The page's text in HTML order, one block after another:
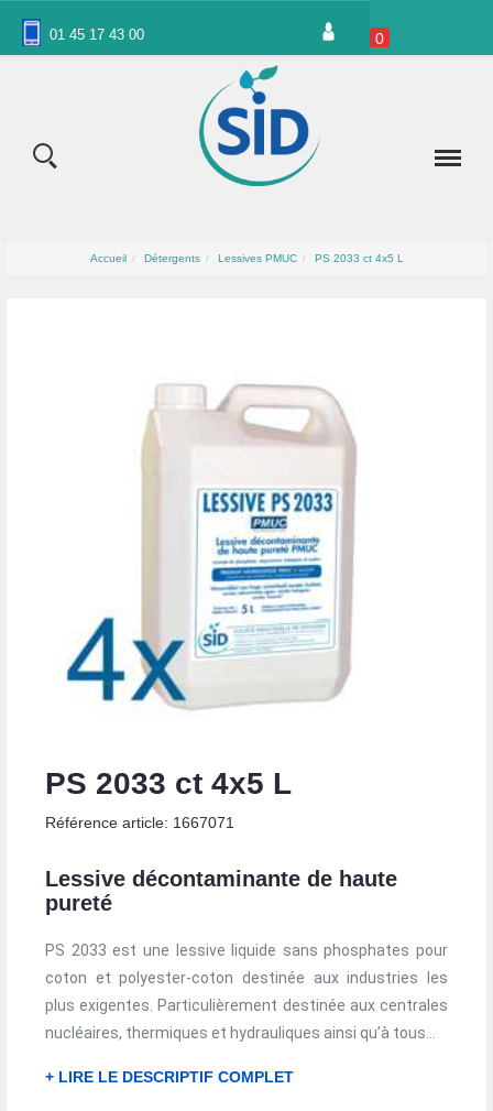
01 45 17 43 00 0
Accueil Détergents Lessives PMUC PS 2033 ct 4x5 L
PS 2033 ct 4x5 L
Référence article: 1667071
Lessive décontaminante de haute
pureté
PS 2033 est une lessive liquide sans phosphates pour
coton et polyester-coton destinée aux industries les
plus exigentes. Particulièrement destinée aux centrales
nucléaires, thermiques et hydrauliques ainsi qu’à tous...
+ LIRE LE DESCRIPTIF COMPLET